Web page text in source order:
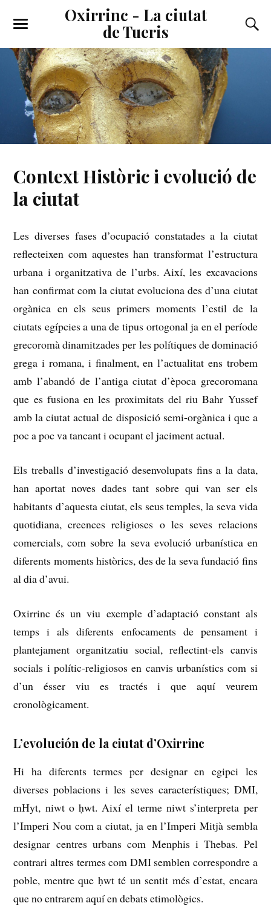
Oxirrinc - La ciutat
de Tueris
Context Històric i evolució de
la ciutat
Les diverses fases d’ocupació constatades a la ciutat
reflecteixen com aquestes han transformat l’estructura
urbana i organitzativa de l’urbs. Així, les excavacions
han confirmat com la ciutat evoluciona des d’una ciutat
orgànica en els seus primers moments l’estil de la
ciutats egípcies a una de tipus ortogonal ja en el període
grecoromà dinamitzades per les polítiques de dominació
grega i romana, i finalment, en l’actualitat ens trobem
amb l’abandó de l’antiga ciutat d’època grecoromana
que es fusiona en les proximitats del riu Bahr Yussef
amb la ciutat actual de disposició semi-orgànica i que a
poc a poc va tancant i ocupant el jaciment actual.
Els treballs d’investigació desenvolupats fins a la data,
han aportat noves dades tant sobre qui van ser els
habitants d’aquesta ciutat, els seus temples, la seva vida
quotidiana, creences religioses o les seves relacions
comercials, com sobre la seva evolució urbanística en
diferents moments històrics, des de la seva fundació fins
al dia d’avui.
Oxirrinc és un viu exemple d’adaptació constant als
temps i als diferents enfocaments de pensament i
plantejament organitzatiu social, reflectint-els canvis
socials i polític-religiosos en canvis urbanístics com si
d’un ésser viu es tractés i que aquí veurem
cronològicament.
L’evolución de la ciutat d’Oxirrinc
Hi ha diferents termes per designar en egipci les
diverses poblacions i les seves característiques; DMI,
mHyt, niwt o ḥwt. Així el terme niwt s’interpreta per
l’Imperi Nou com a ciutat, ja en l’Imperi Mitjà sembla
designar centres urbans com Menphis i Thebas. Pel
contrari altres termes com DMI semblen correspondre a
poble, mentre que ḥwt té un sentit més d’estat, encara
que no entrarem aquí en debats etimològics.